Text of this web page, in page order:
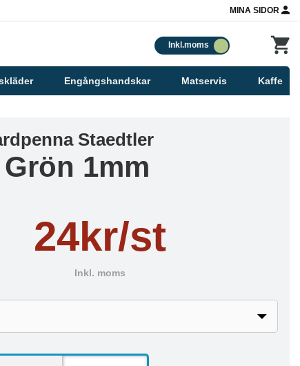
MINA SIDOR
Inkl.moms
Engångshandskar Matservis Kaffe
Staedtler
1mm
24kr/st
Inkl. moms